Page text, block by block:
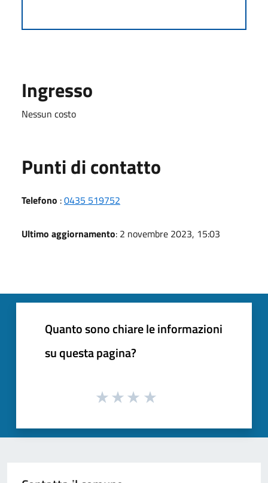
Ingresso
Nessun costo
Punti di contatto
Telefono :0435 519752
Ultimo aggiornamento: 2 novembre 2023, 15:03
Quanto sono chiare le informazioni
su questa pagina?